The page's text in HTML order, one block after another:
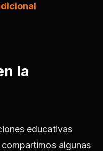
la
educativas
algunas